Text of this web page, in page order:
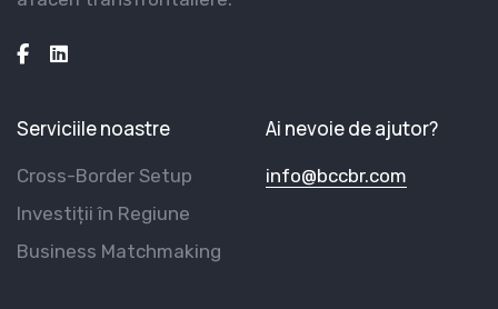
Serviciile noastre
Cross-Border Setup
Investiții în Regiune
Business Matchmaking
Ai nevoie de ajutor?
info@bccbr.com